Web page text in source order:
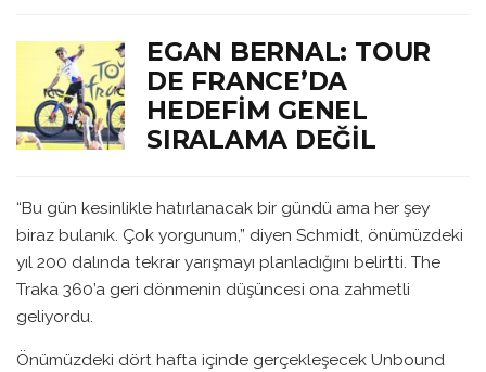
EGAN BERNAL: TOUR
DE FRANCE’DA
HEDEFIM GENEL
SIRALAMA DEĞIL
“Bu gün kesinlikle hatırlanacak bir gündü ama her şey
biraz bulanık. Çok yorgunum,” diyen Schmidt, önümüzdeki
yıl 200 dalında tekrar yarışmayı planladığını belirtti. The
Traka 360’a geri dönmenin düşüncesi ona zahmetli
geliyordu.
Önümüzdeki dört hafta içinde gerçekleşecek Unbound